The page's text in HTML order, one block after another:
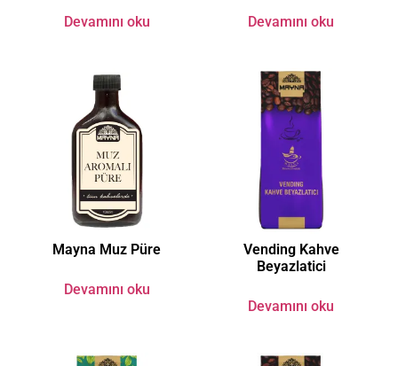
Devamını oku Devamını oku
Mayna Muz Püre
Devamını oku
Vending Kahve
Beyazlatici
Devamını oku